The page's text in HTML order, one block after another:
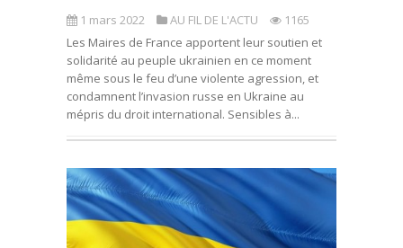
1 mars 2022 AU FIL DE L'ACTU
1165
Les Maires de France apportent leur soutien et
solidarité au peuple ukrainien en ce moment
même sous le feu d’une violente agression, et
condamnent l’invasion russe en Ukraine au
mépris du droit international. Sensibles à...